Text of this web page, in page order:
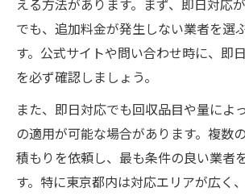
える方法があります。まず、即日対応
でも、追加料金が発生しない業者を選
す。公式サイトや問い合わせ時に、即
を必ず確認しましょう。
また、即日対応でも回収品目や量によ
の適用が可能な場合があります。複数
積もりを依頼し、最も条件の良い業者
す。特に東京都内は対応エリアが広く